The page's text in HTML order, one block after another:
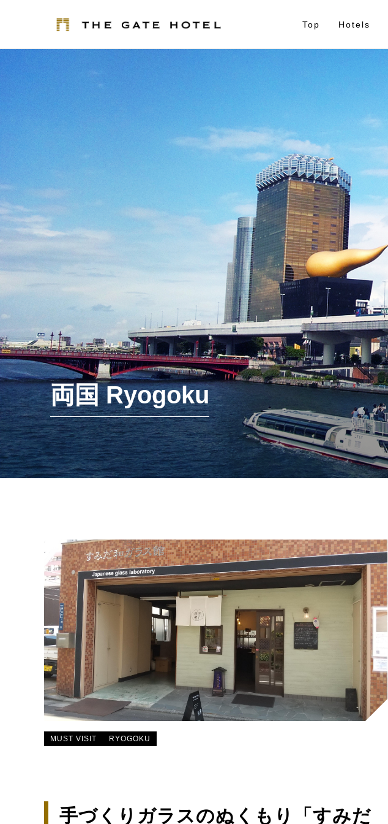
両国 Ryogoku
MUST VISIT RYOGOKU
手づくりガラスのぬくもり「すみだ
Top Hotels